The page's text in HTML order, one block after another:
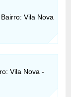
Vila Nova
Vila Nova -